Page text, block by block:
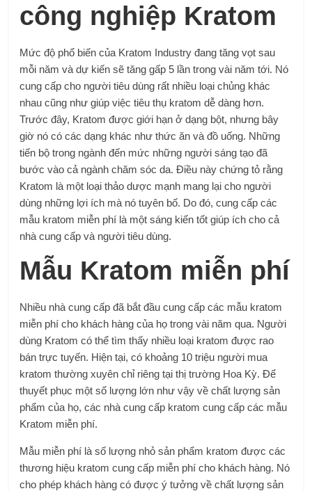
công nghiệp Kratom
Mức độ phổ biến của Kratom Industry đang tăng vọt sau
mỗi năm và dự kiến ​​sẽ tăng gấp 5 lần trong vài năm tới. Nó
cung cấp cho người tiêu dùng rất nhiều loại chủng khác
nhau cũng như giúp việc tiêu thụ kratom dễ dàng hơn.
Trước đây, Kratom được giới hạn ở dạng bột, nhưng bây
giờ nó có các dạng khác như thức ăn và đồ uống. Những
tiến bộ trong ngành đến mức những người sáng tạo đã
bước vào cả ngành chăm sóc da. Điều này chứng tỏ rằng
Kratom là một loại thảo dược mạnh mang lại cho người
dùng những lợi ích mà nó tuyên bố. Do đó, cung cấp các
mẫu kratom miễn phí là một sáng kiến ​​tốt giúp ích cho cả
nhà cung cấp và người tiêu dùng.
Mẫu Kratom miễn phí
Nhiều nhà cung cấp đã bắt đầu cung cấp các mẫu kratom
miễn phí cho khách hàng của họ trong vài năm qua. Người
dùng Kratom có ​​thể tìm thấy nhiều loại kratom được rao
bán trực tuyến. Hiện tại, có khoảng 10 triệu người mua
kratom thường xuyên chỉ riêng tại thị trường Hoa Kỳ. Để
thuyết phục một số lượng lớn như vậy về chất lượng sản
phẩm của họ, các nhà cung cấp kratom cung cấp các mẫu
Kratom miễn phí.
Mẫu miễn phí là số lượng nhỏ sản phẩm kratom được các
thương hiệu kratom cung cấp miễn phí cho khách hàng. Nó
cho phép khách hàng có được ý tưởng về chất lượng sản